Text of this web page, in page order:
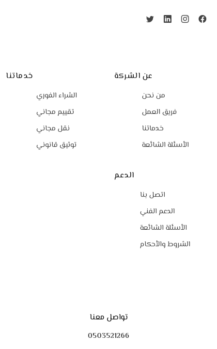
عن الشركة
من نحن
فريق العمل
خدماتنا
الأسئلة الشائعة
خدماتنا
الشراء الفوري
تقييم مجاني
نقل مجاني
توثيق قانوني
الدعم
اتصل بنا
الدعم الفني
الأسئلة الشائعة
الشروط والأحكام
تواصل معنا
0503521266